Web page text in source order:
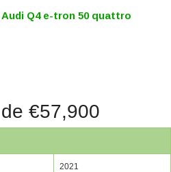
Q4 e-tron 50 quattro
€57,900
2021